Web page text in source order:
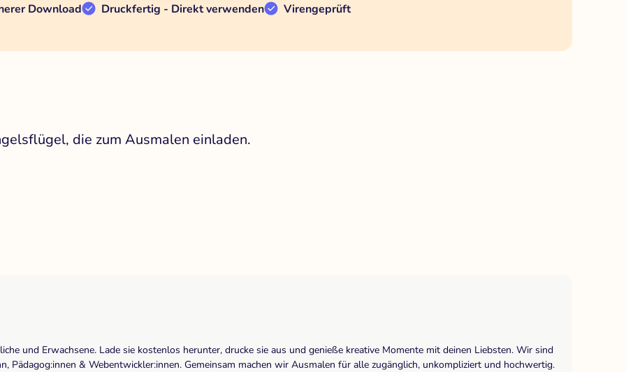
Download Druckfertig - Direkt verwenden Virengeprüft
die zum Ausmalen einladen.
und Erwachsene. Lade sie kostenlos herunter, drucke sie aus und genieße kreative Momente mit deinen Liebsten. Wir sind
Pädagog:innen & Webentwickler:innen. Gemeinsam machen wir Ausmalen für alle zugänglich, unkompliziert und hochwertig.